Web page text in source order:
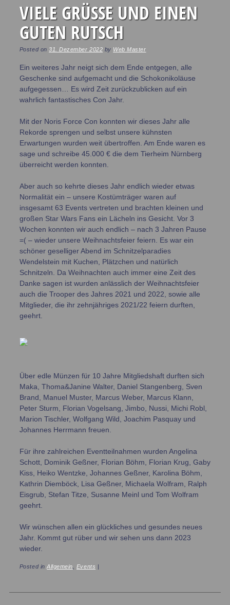
VIELE GRÜSSE UND EINEN G
UTEN RUTSCH
Posted on31. Dezember 2022 by Web Master
Ein weiteres Jahr neigt sich dem Ende entgegen, alle
Geschenke sind aufgemacht und die Schokonikoläuse
aufgegessen… Es wird Zeit zurückzublicken auf ein
wahrlich fantastisches Con Jahr.
Mit der Noris Force Con konnten wir dieses Jahr alle
Rekorde sprengen und selbst unsere kühnsten
Erwartungen wurden weit übertroffen. Am Ende waren es
sage und schreibe 45.000 € die dem Tierheim Nürnberg
überreicht werden konnten.
Aber auch so kehrte dieses Jahr endlich wieder etwas
Normalität ein – unsere Kostümträger waren auf
insgesamt 63 Events vertreten und brachten kleinen und
großen Star Wars Fans ein Lächeln ins Gesicht. Vor 3
Wochen konnten wir auch endlich – nach 3 Jahren Pause
=( – wieder unsere Weihnachtsfeier feiern. Es war ein
schöner geselliger Abend im Schnitzelparadies
Wendelstein mit Kuchen, Plätzchen und natürlich
Schnitzeln. Da Weihnachten auch immer eine Zeit des
Danke sagen ist wurden anlässlich der Weihnachtsfeier
auch die Trooper des Jahres 2021 und 2022, sowie alle
Mitglieder, die ihr zehnjähriges 2021/22 feiern durften,
geehrt.
Über edle Münzen für 10 Jahre Mitgliedshaft durften sich
Maka, Thoma&Janine Walter, Daniel Stangenberg, Sven
Brand, Manuel Muster, Marcus Weber, Marcus Klann,
Peter Sturm, Florian Vogelsang, Jimbo, Nussi, Michi Robl,
Marion Tischler, Wolfgang Wild, Joachim Pasquay und
Johannes Herrmann freuen.
Für ihre zahlreichen Eventteilnahmen wurden Angelina
Schott, Dominik Geßner, Florian Böhm, Florian Krug, Gaby
Kiss, Heiko Wentzke, Johannes Geßner, Karolina Böhm,
Kathrin Diemböck, Lisa Geßner, Michaela Wolfram, Ralph
Eisgrub, Stefan Titze, Susanne Meinl und Tom Wolfram
geehrt.
Wir wünschen allen ein glückliches und gesundes neues
Jahr. Kommt gut rüber und wir sehen uns dann 2023
wieder.
Posted inAllgemein Events